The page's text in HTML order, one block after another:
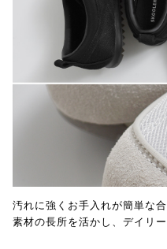
汚れに強くお手入れが簡単な
素材の長所を活かし、デイリ